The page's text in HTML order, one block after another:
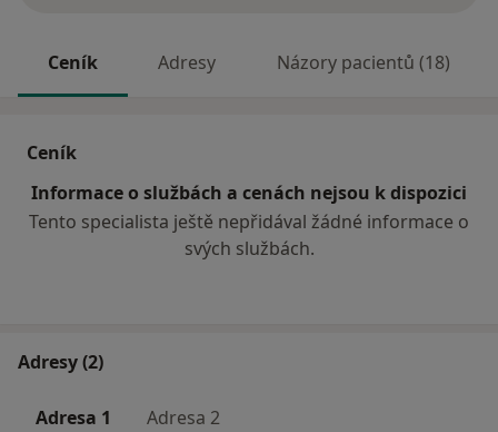
Ceník Adresy Názory pacientů (18)
Ceník
Informace o službách a cenách nejsou k dispozici
Tento specialista ještě nepřidával žádné informace o
svých službách.
Adresy (2)
Adresa 1 Adresa 2